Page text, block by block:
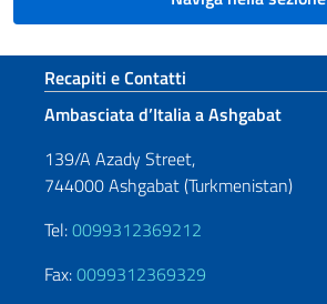
Sezione footer
Recapiti e Contatti
Ambasciata d’Italia a Ashgabat
139/A Azady Street,
744000 Ashgabat (Turkmenistan)
Tel:0099312369212
Fax:0099312369329